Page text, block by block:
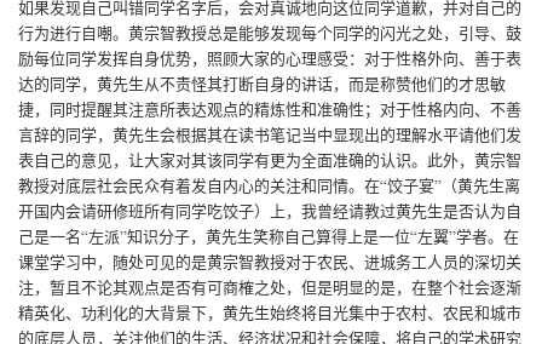
如果发现自己叫错同学名字后，会对真诚地向这位同学道歉，并对自己的
行为进行自嘲。黄宗智教授总是能够发现每个同学的闪光之处，引导、鼓
励每位同学发挥自身优势，照顾大家的心理感受：对于性格外向、善于表
达的同学，黄先生从不责怪其打断自身的讲话，而是称赞他们的才思敏
捷，同时提醒其注意所表达观点的精炼性和准确性；对于性格内向、不善
言辞的同学，黄先生会根据其在读书笔记当中显现出的理解水平请他们发
表自己的意见，让大家对其该同学有更为全面准确的认识。此外，黄宗智
教授对底层社会民众有着发自内心的关注和同情。在“饺子宴”（黄先生离
开国内会请研修班所有同学吃饺子）上，我曾经请教过黄先生是否认为自
己是一名“左派”知识分子，黄先生笑称自己算得上是一位“左翼”学者。在
课堂学习中，随处可见的是黄宗智教授对于农民、进城务工人员的深切关
注，暂且不论其观点是否有可商榷之处，但是明显的是，在整个社会逐渐
精英化、功利化的大背景下，黄先生始终将目光集中于农村、农民和城市
的底层人员，关注他们的生活、经济状况和社会保障，将自己的学术研究